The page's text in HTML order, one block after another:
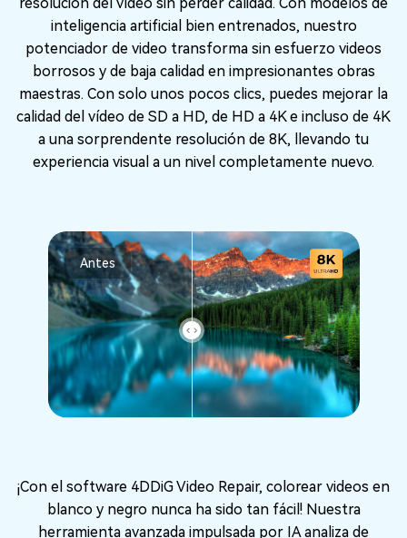
inteligencia artificial bien entrenados, nuestro
potenciador de video transforma sin esfuerzo videos
borrosos y de baja calidad en impresionantes obras
maestras. Con solo unos pocos clics, puedes mejorar la
calidad del vídeo de SD a HD, de HD a 4K e incluso de 4K
a una sorprendente resolución de 8K, llevando tu
experiencia visual a un nivel completamente nuevo.
Antes
¡Con el software 4DDiG Video Repair, colorear videos en
blanco y negro nunca ha sido tan fácil! Nuestra
herramienta avanzada impulsada por IA analiza de